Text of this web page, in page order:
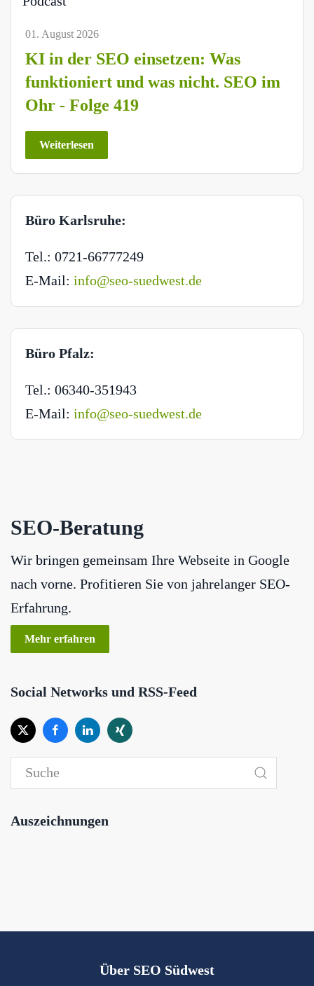
01. August 2026
KI in der SEO einsetzen: Was
funktioniert und was nicht. SEO im
Ohr - Folge 419
Weiterlesen
Büro Karlsruhe:
Tel.: 0721-66777249
E-Mail: info@seo-suedwest.de
Büro Pfalz:
Tel.: 06340-351943
E-Mail: info@seo-suedwest.de
SEO-Beratung
Wir bringen gemeinsam Ihre Webseite in Google
nach vorne. Profitieren Sie von jahrelanger SEO-
Erfahrung.
Mehr erfahren
Social Networks und RSS-Feed
Auszeichnungen
Über SEO Südwest